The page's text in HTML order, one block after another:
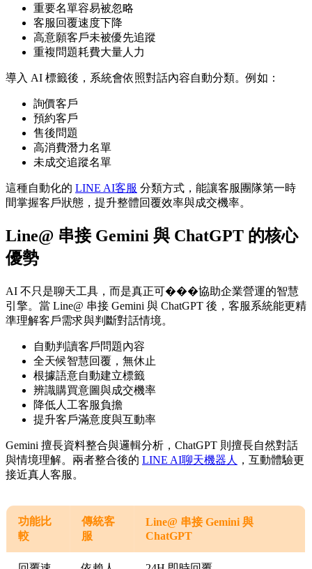
重要名單容易被忽略
客服回覆速度下降
高意願客戶未被優先追蹤
重複問題耗費大量人力
導入 AI 標籤後，系統會依照對話內容自動分類。例如：
詢價客戶
預約客戶
售後問題
高消費潛力名單
未成交追蹤名單
這種自動化的 LINE AI客服 分類方式，能讓客服團隊第一時
間掌握客戶狀態，提升整體回覆效率與成交機率。
Line@ 串接 Gemini 與 ChatGPT 的核心
優勢
AI 不只是聊天工具，而是真正可���協助企業營運的智慧
引擎。當 Line@ 串接 Gemini 與 ChatGPT 後，客服系統能更精
準理解客戶需求與判斷對話情境。
自動判讀客戶問題內容
全天候智慧回覆，無休止
根據語意自動建立標籤
辨識購買意圖與成交機率
降低人工客服負擔
提升客戶滿意度與互動率
Gemini 擅長資料整合與邏輯分析，ChatGPT 則擅長自然對話
與情境理解。兩者整合後的 LINE AI聊天機器人
，互動體驗更
接近真人客服。
功能比
較
傳統客
服
Line@ 串接 Gemini 與
ChatGPT